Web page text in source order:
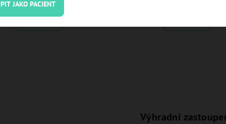
Detail
Výhradní
JAKO PACIENT